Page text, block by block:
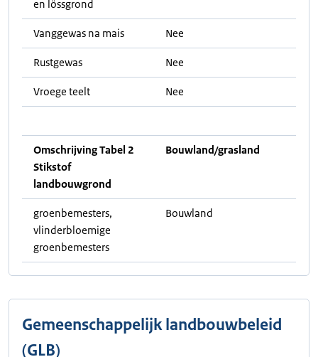
en lössgrond
Vanggewas na mais Nee
Rustgewas Nee
Vroege teelt Nee
Omschrijving Tabel 2
Stikstof
landbouwgrond
Bouwland/grasland
groenbemesters,
vlinderbloemige
groenbemesters
Bouwland
Gemeenschappelijk landbouwbeleid
(GLB)